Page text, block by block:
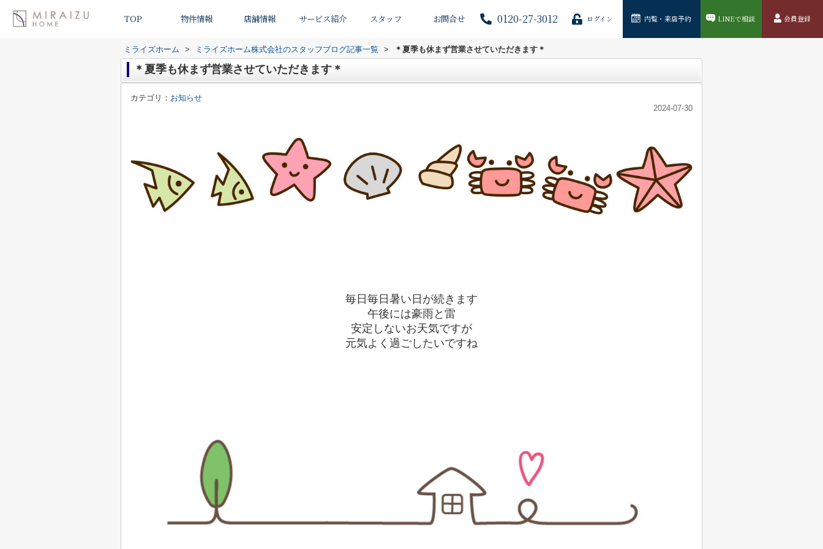
TOP 物件情報 店舗情報 サービス紹介 スタッフ お問合せ 0120-27-3012 ログイン 内覧・来店予約 LINEで相談 会員登録
ミライズホーム > ミライズホーム株式会社のスタッフブログ記事一覧 > ＊夏季も休まず営業させていただきます＊
＊夏季も休まず営業させていただきます＊
カテゴリ： お知らせ
2024-07-30
毎日毎日暑い日が続きます
午後には豪雨と雷
安定しないお天気ですが
元気よく過ごしたいですね